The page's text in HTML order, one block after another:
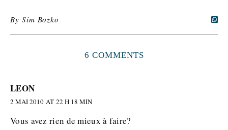
BySim Bozko
6 COMMENTS
LEON
2 MAI 2010 AT 22 H 18 MIN
Vous avez rien de mieux à faire?